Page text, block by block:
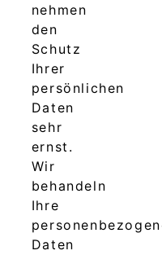
nehmen
den
Schutz
Ihrer
persönlichen
Daten
sehr
ernst.
Wir
behandeln
Ihre
Daten